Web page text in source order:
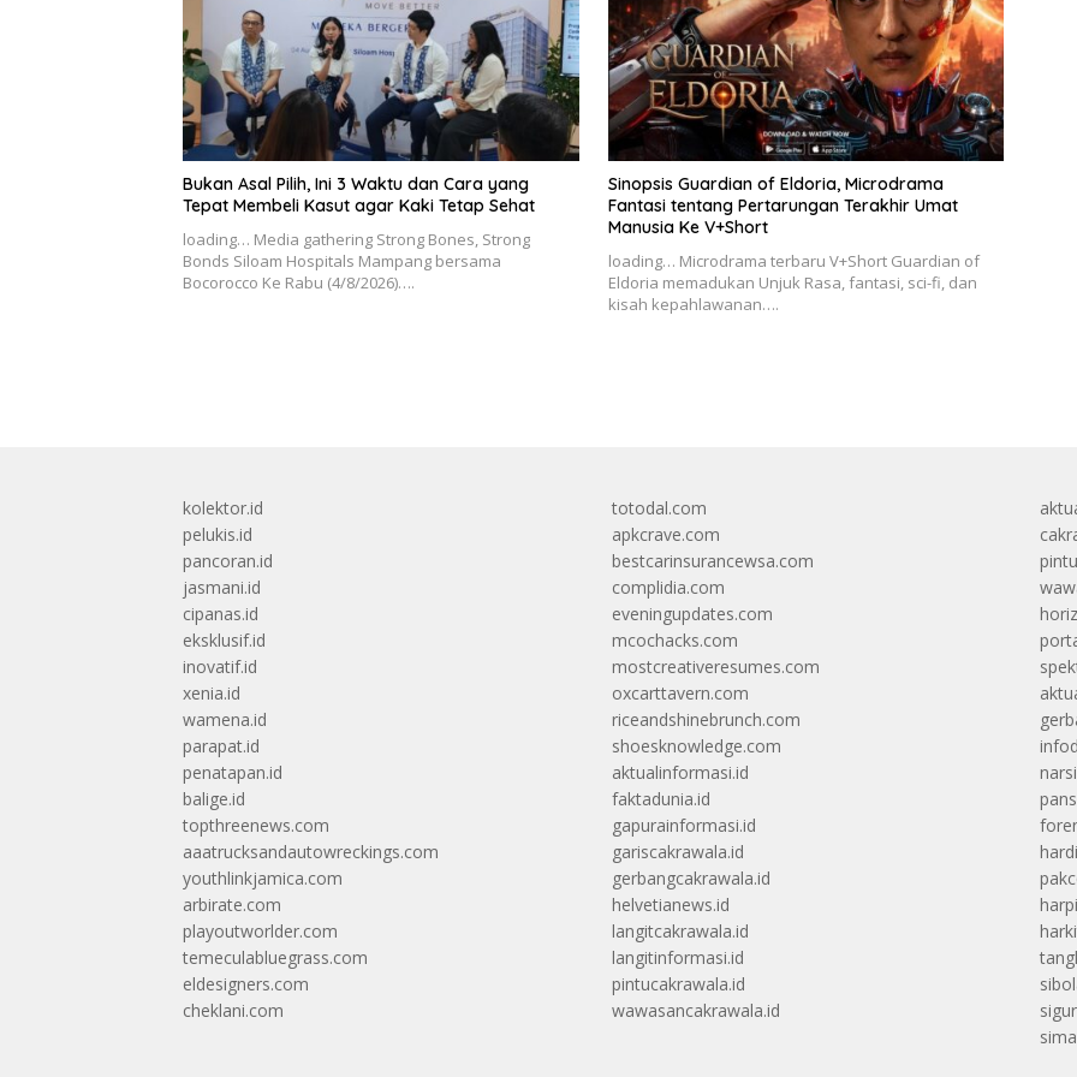
Bukan Asal Pilih, Ini 3 Waktu dan Cara yang
Tepat Membeli Kasut agar Kaki Tetap Sehat
loading… Media gathering Strong Bones, Strong
Bonds Siloam Hospitals Mampang bersama
Bocorocco Ke Rabu (4/8/2026)….
Sinopsis Guardian of Eldoria, Microdrama
Fantasi tentang Pertarungan Terakhir Umat
Manusia Ke V+Short
loading… Microdrama terbaru V+Short Guardian of
Eldoria memadukan Unjuk Rasa, fantasi, sci-fi, dan
kisah kepahlawanan….
kolektor.id
pelukis.id
pancoran.id
jasmani.id
cipanas.id
eksklusif.id
inovatif.id
xenia.id
wamena.id
parapat.id
penatapan.id
balige.id
topthreenews.com
aaatrucksandautowreckings.com
youthlinkjamica.com
arbirate.com
playoutworlder.com
temeculabluegrass.com
eldesigners.com
cheklani.com
totodal.com
apkcrave.com
bestcarinsurancewsa.com
complidia.com
eveningupdates.com
mcochacks.com
mostcreativeresumes.com
oxcarttavern.com
riceandshinebrunch.com
shoesknowledge.com
aktualinformasi.id
faktadunia.id
gapurainformasi.id
gariscakrawala.id
gerbangcakrawala.id
helvetianews.id
langitcakrawala.id
langitinformasi.id
pintucakrawala.id
wawasancakrawala.id